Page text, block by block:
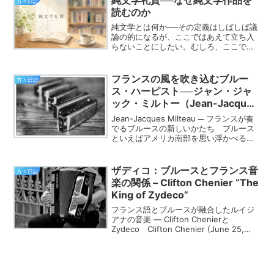
読むのか
純文学とは何か──その定義はしばしば議
論の的になるが、ここではあえて立ち入
らないことにしたい。むしろ、ここで問
のか」。 現代では、純文学という言葉
自体に抵抗感を抱く人...
方々日誌
フランスの風を吹き込むブルー
ス・ハーピスト──ジャン・ジャ
ック・ミルトー（Jean-Jacques
Milteau）の魅力
Jean-Jacques Milteau ─ フランスが奏
でるブルースの新しいかたち ブルース
といえばアメリカ南部を思い浮かべる人
な形を見せてくれる。その好例が、フラ
ン...
方々日誌
ザディコ：ブルースとフランス音
楽の関係 – Clifton Chenier “The
King of Zydeco”
フランス語とブルースが融合したルイジ
アナの音楽 ― Clifton Chenierと
Zydeco Clifton Chenier (June 25,